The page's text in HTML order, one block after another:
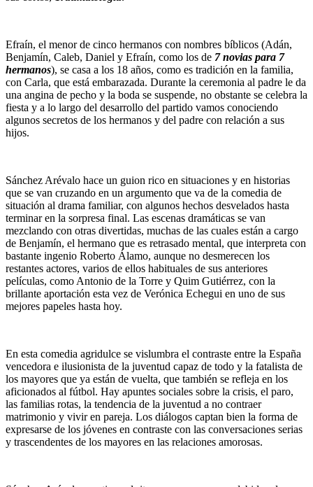
Efraín, el menor de cinco hermanos con nombres bíblicos (Adán,
Benjamín, Caleb, Daniel y Efraín, como los de 7 novias para 7
hermanos), se casa a los 18 años, como es tradición en la familia,
con Carla, que está embarazada. Durante la ceremonia al padre le da
una angina de pecho y la boda se suspende, no obstante se celebra la
fiesta y a lo largo del desarrollo del partido vamos conociendo
algunos secretos de los hermanos y del padre con relación a sus
hijos.
Sánchez Arévalo hace un guion rico en situaciones y en historias
que se van cruzando en un argumento que va de la comedia de
situación al drama familiar, con algunos hechos desvelados hasta
terminar en la sorpresa final. Las escenas dramáticas se van
mezclando con otras divertidas, muchas de las cuales están a cargo
de Benjamín, el hermano que es retrasado mental, que interpreta con
bastante ingenio Roberto Álamo, aunque no desmerecen los
restantes actores, varios de ellos habituales de sus anteriores
películas, como Antonio de la Torre y Quim Gutiérrez, con la
brillante aportación esta vez de Verónica Echegui en uno de sus
mejores papeles hasta hoy.
En esta comedia agridulce se vislumbra el contraste entre la España
vencedora e ilusionista de la juventud capaz de todo y la fatalista de
los mayores que ya están de vuelta, que también se refleja en los
aficionados al fútbol. Hay apuntes sociales sobre la crisis, el paro,
las familias rotas, la tendencia de la juventud a no contraer
matrimonio y vivir en pareja. Los diálogos captan bien la forma de
expresarse de los jóvenes en contraste con las conversaciones serias
y trascendentes de los mayores en las relaciones amorosas.